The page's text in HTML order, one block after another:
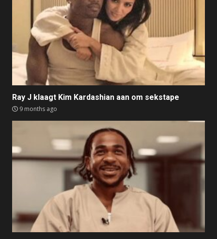
Ray J klaagt Kim Kardashian aan om sekstape
9 months ago